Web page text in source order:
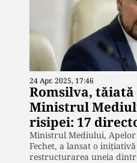
24 Apr. 2025, 17:46
Romsilva,
Ministrul
risipei: 17
Ministrul Mediului,
Fechet, a lansat o
restructurarea uneia